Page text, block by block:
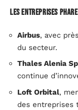
Les entreprises
Airbus, avec
du secteur.
Thales Alenia
continue
Loft Orbital,
des entreprises